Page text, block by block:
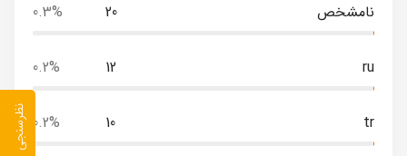
نامشخص 20
0.3%
ru
12
0.2%
tr
10
0.2% نظرسنجی